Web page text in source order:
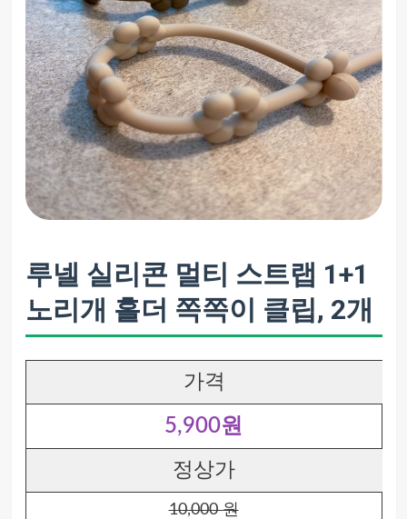
루넬 실리콘 멀티 스트랩 1+1
노리개 홀더 쪽쪽이 클립, 2개
가격
5,900원
정상가
10,000 원